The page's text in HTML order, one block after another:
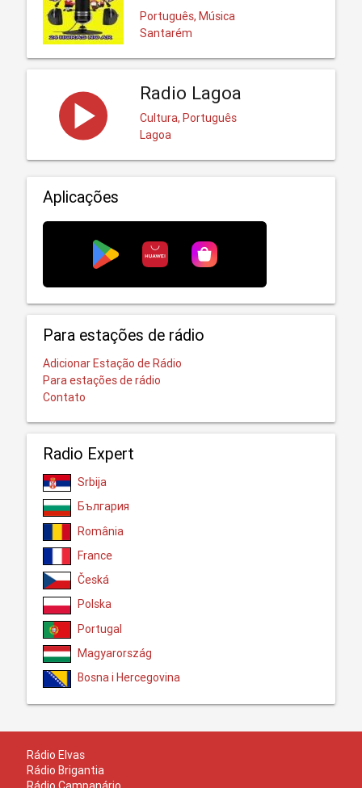
Português, Música
Santarém
Radio Lagoa
Cultura, Português
Lagoa
Aplicações
Para estações de rádio
Adicionar Estação de Rádio
Para estações de rádio
Contato
Radio Expert
Srbija
България
România
France
Česká
Polska
Portugal
Magyarország
Bosna i Hercegovina
Rádio Elvas
Rádio Brigantia